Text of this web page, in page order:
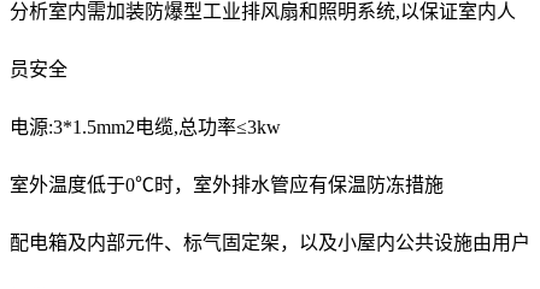
分析室内需加装防爆型工业排风扇和照明系统,以保证室内人
员安全
电源:3*1.5mm2电缆,总功率≤3kw
室外温度低于0℃时，室外排水管应有保温防冻措施
配电箱及内部元件、标气固定架，以及小屋内公共设施由用户